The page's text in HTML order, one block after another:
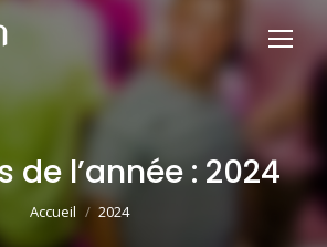
de l’année : 2024
Vous êtes ici :
Accueil 2024